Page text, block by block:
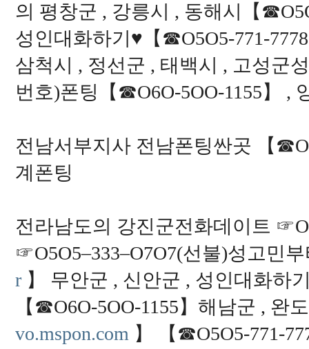
의 평창군 , 강릉시 , 동해시【
성인대화하기♥【☎O5O5-771-
삼척시 , 정선군 , 태백시 , 고성군
번호)폰팅【☎O6O-5OO-1155】 ,
전남서부지사 전남폰팅싼곳 【
계폰팅
전라남도의 강진군전화데이트
☞O5O5–333–O7O7(선불)성고민
r 】 무안군 , 신안군 , 성인대화하
【☎O6O-5OO-1155】해남군 , 완
vo.mspon.com 】 【☎O5O5-771-